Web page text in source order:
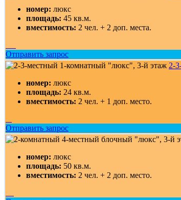
номер: люкс
площадь: 45 кв.м.
вместимость: 2 чел. + 2 доп. места.
Отправить запрос
2-
номер: люкс
площадь: 24 кв.м.
вместимость: 2 чел. + 1 доп. место.
Отправить запрос
номер: люкс
площадь: 50 кв.м.
вместимость: 2 чел. + 2 доп. место.